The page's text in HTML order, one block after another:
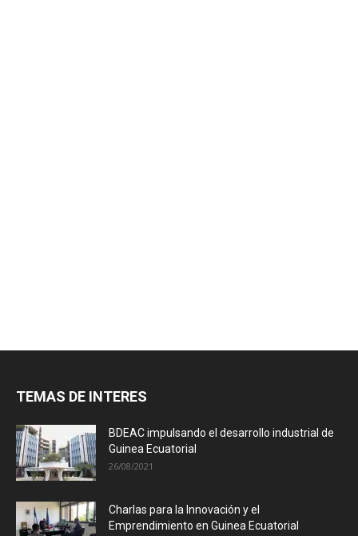
TEMAS DE INTERES
BDEAC impulsando el desarrollo industrial de
Guinea Ecuatorial
26/08/2021
Charlas para la Innovación y el
Emprendimiento en Guinea Ecuatorial